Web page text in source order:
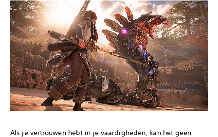
Als je vertrouwen hebt in je vaardigheden, kan het geen